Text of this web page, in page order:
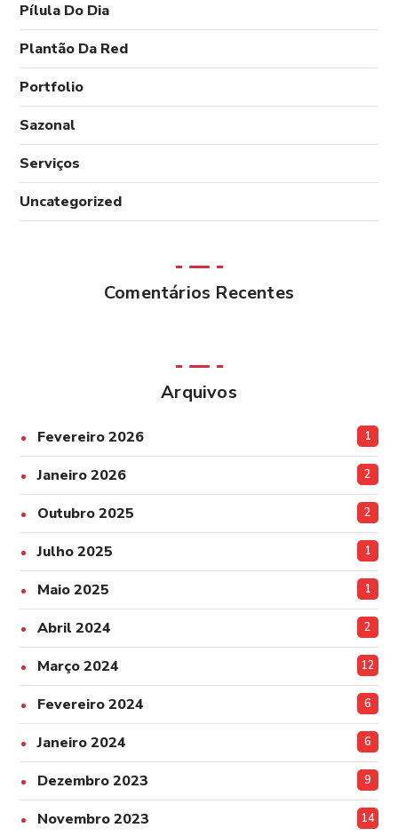
Pílula Do Dia
Plantão Da Red
Portfolio
Sazonal
Serviços
Uncategorized
Comentários Recentes
Arquivos
Fevereiro 2026 1
Janeiro 2026 2
Outubro 2025 2
Julho 2025 1
Maio 2025 1
Abril 2024 2
Março 2024 12
Fevereiro 2024 6
Janeiro 2024 6
Dezembro 2023 9
Novembro 2023 14